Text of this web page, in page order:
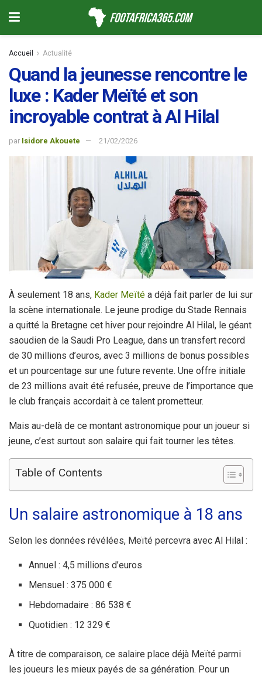
Accueil Actualité
Quand la jeunesse rencontre le
luxe : Kader Meïté et son
incroyable contrat à Al Hilal
par Isidore Akouete 21/02/2026
À seulement 18 ans, Kader Meïté a déjà fait parler de lui sur
la scène internationale. Le jeune prodige du Stade Rennais
a quitté la Bretagne cet hiver pour rejoindre Al Hilal, le géant
saoudien de la Saudi Pro League, dans un transfert record
de 30 millions d’euros, avec 3 millions de bonus possibles
et un pourcentage sur une future revente. Une offre initiale
de 23 millions avait été refusée, preuve de l’importance que
le club français accordait à ce talent prometteur.
Mais au-delà de ce montant astronomique pour un joueur si
jeune, c’est surtout son salaire qui fait tourner les têtes.
Table of Contents
Un salaire astronomique à 18 ans
Selon les données révélées, Meïté percevra avec Al Hilal :
Annuel : 4,5 millions d’euros
Mensuel : 375 000 €
Hebdomadaire : 86 538 €
Quotidien : 12 329 €
À titre de comparaison, ce salaire place déjà Meïté parmi
les joueurs les mieux payés de sa génération. Pour un